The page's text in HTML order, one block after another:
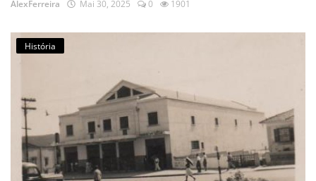
AlexFerreira Mai 30, 2025 0 1901
História